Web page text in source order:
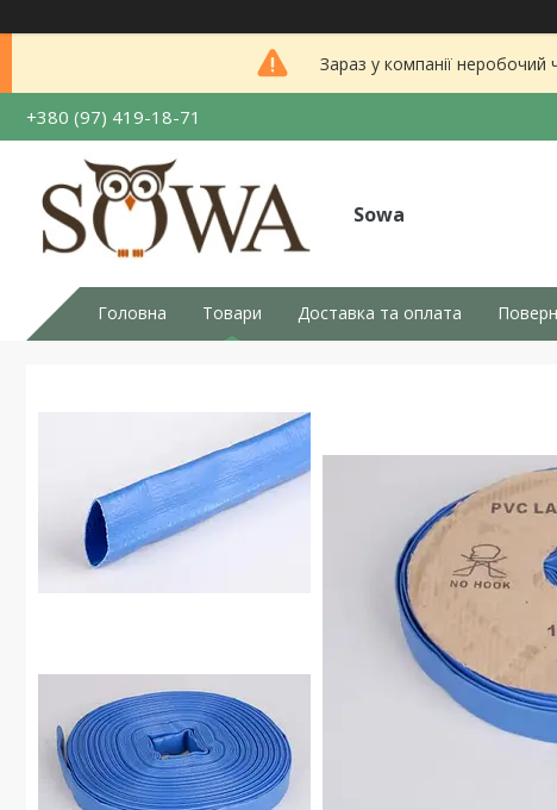
Зараз у компанії
+380 (97) 419-18-71
Sowa
Головна Товари Доставка та оплата